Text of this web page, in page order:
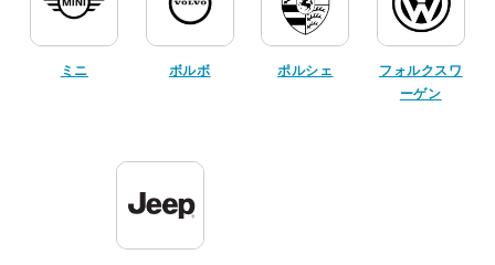
ミニ ボルボ ポルシェ
フォルクスワ
ーゲン